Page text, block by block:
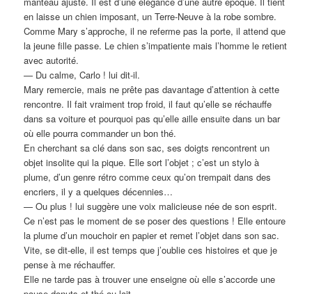
en laisse un chien imposant, un Terre-Neuve à la robe sombre.
Comme Mary s’approche, il ne referme pas la porte, il attend que
la jeune fille passe. Le chien s’impatiente mais l’homme le retient
avec autorité.
— Du calme, Carlo ! lui dit-il.
Mary remercie, mais ne prête pas davantage d’attention à cette
rencontre. Il fait vraiment trop froid, il faut qu’elle se réchauffe
dans sa voiture et pourquoi pas qu’elle aille ensuite dans un bar
où elle pourra commander un bon thé.
En cherchant sa clé dans son sac, ses doigts rencontrent un
objet insolite qui la pique. Elle sort l’objet ; c’est un stylo à
plume, d’un genre rétro comme ceux qu’on trempait dans des
encriers, il y a quelques décennies…
— Ou plus ! lui suggère une voix malicieuse née de son esprit.
Ce n’est pas le moment de se poser des questions ! Elle entoure
la plume d’un mouchoir en papier et remet l’objet dans son sac.
Vite, se dit-elle, il est temps que j’oublie ces histoires et que je
pense à me réchauffer.
Elle ne tarde pas à trouver une enseigne où elle s’accorde une